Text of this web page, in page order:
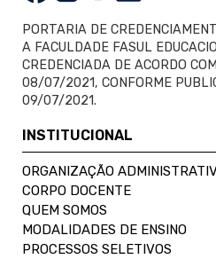
PORTARIA DE
A FACULDADE FASUL
CREDENCIADA DE ACORDO
08/07/2021, CONFORME
09/07/2021.
INSTITUCIONAL
ORGANIZAÇÃO
CORPO DOCENTE
QUEM SOMOS
MODALIDADES DE ENSINO
PROCESSOS SELETIVOS